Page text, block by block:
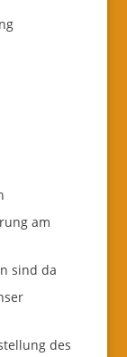
am
sind da
des